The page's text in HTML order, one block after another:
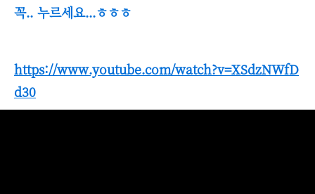
꼭.. 누르세요...ㅎㅎㅎ
https://www.youtube.com/watch?v=XSdzNWfD
d30